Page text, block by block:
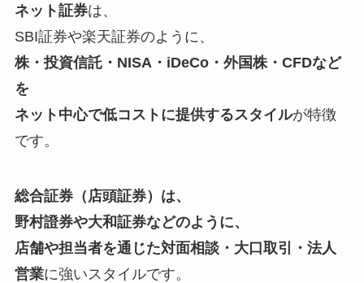
ネット証券は、
SBI証券や楽天証券のように、
株・投資信託・NISA・iDeCo・外国株・CFDなど
を
ネット中心で低コストに提供するスタイルが特徴
です。
総合証券（店頭証券）は、
野村證券や大和証券などのように、
店舗や担当者を通じた対面相談・大口取引・法人
営業に強いスタイルです。